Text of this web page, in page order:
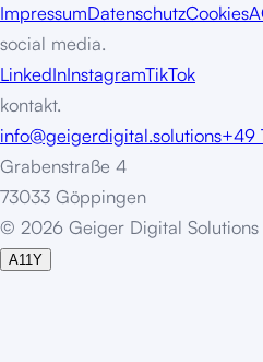
ImpressumDatenschutzCookies
social media.
LinkedInInstagramTikTok
kontakt.
info@geigerdigital.solutions+49
Grabenstraße 4
73033 Göppingen
© 2026 Geiger Digital Solutions
A11Y